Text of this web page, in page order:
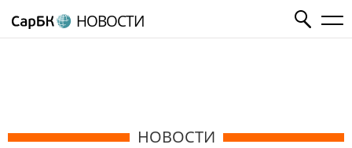
НОВОСТИ
НОВОСТИ